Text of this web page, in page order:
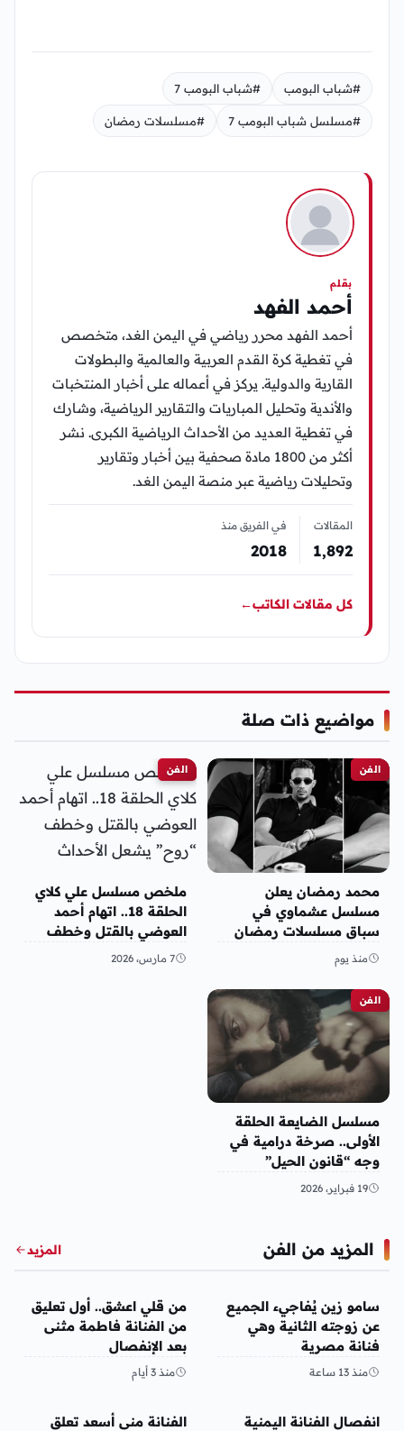
#شباب البومب #شباب البومب 7
#مسلسل شباب البومب 7 #مسلسلات رمضان
بقلم
أحمد الفهد
أحمد الفهد محرر رياضي في اليمن الغد، متخصص
في تغطية كرة القدم العربية والعالمية والبطولات
القارية والدولية. يركز في أعماله على أخبار المنتخبات
والأندية وتحليل المباريات والتقارير الرياضية، وشارك
في تغطية العديد من الأحداث الرياضية الكبرى. نشر
أكثر من 1800 مادة صحفية بين أخبار وتقارير
وتحليلات رياضية عبر منصة اليمن الغد.
المقالات
1٬892
في الفريق منذ
2018
كل مقالات الكاتب←
مواضيع ذات صلة
الفن
محمد رمضان يعلن
مسلسل عشماوي في
سباق مسلسلات رمضان
2027منذ يوم
الفن
ملخص مسلسل علي كلاي
الحلقة 18.. اتهام أحمد
العوضي بالقتل وخطف
“روح” يشعل الأحداث
7 مارس، 2026
الفن
مسلسل الضايعة الحلقة
الأولى.. صرخة درامية في
وجه “قانون الحيل”
والضياع اليمني الممنهج
19 فبراير، 2026
المزيد من الفن المزيد
الفن
سامو زين يُفاجيء الجميع
عن زوجته الثانية وهي
فنانة مصرية
منذ 13 ساعة
من قلي اعشق.. أول تعليق
من الفنانة فاطمة مثنى
بعد الإنفصال
منذ 3 أيام
الفن
انفصال الفنانة اليمنية
الفن
الفنانة منى أسعد تعلق